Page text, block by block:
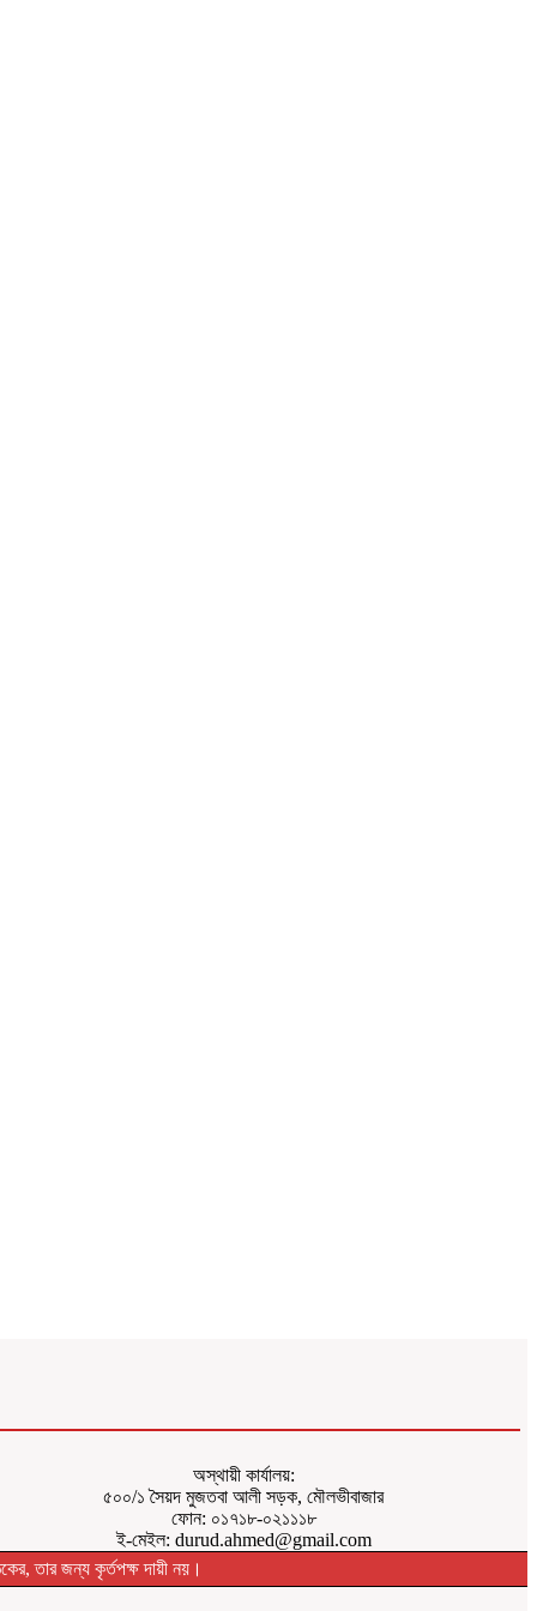
অস্থায়ী কার্যালয়:
৫০০/১ সৈয়দ মুজতবা আলী সড়ক, মৌলভীবাজার
ফোন: ০১৭১৮-০২১১১৮
ই-মেইল: durud.ahmed@gmail.com
তার জন্য কৃর্তপক্ষ দায়ী নয়।